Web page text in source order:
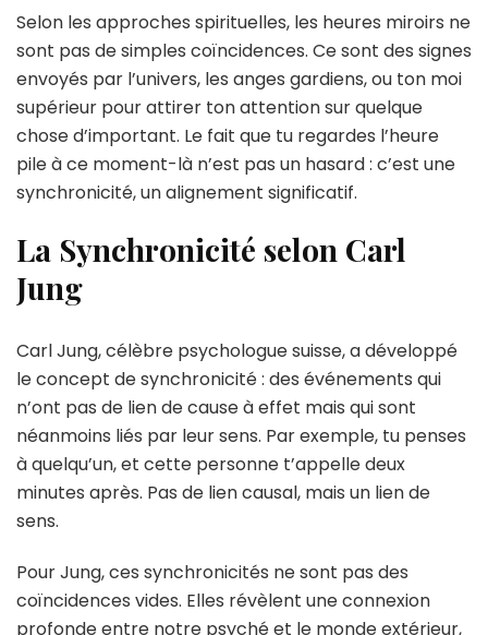
Selon les approches spirituelles, les heures miroirs ne
sont pas de simples coïncidences. Ce sont des signes
envoyés par l’univers, les anges gardiens, ou ton moi
supérieur pour attirer ton attention sur quelque
chose d’important. Le fait que tu regardes l’heure
pile à ce moment-là n’est pas un hasard : c’est une
synchronicité, un alignement significatif.
La Synchronicité selon Carl
Jung
Carl Jung, célèbre psychologue suisse, a développé
le concept de synchronicité : des événements qui
n’ont pas de lien de cause à effet mais qui sont
néanmoins liés par leur sens. Par exemple, tu penses
à quelqu’un, et cette personne t’appelle deux
minutes après. Pas de lien causal, mais un lien de
sens.
Pour Jung, ces synchronicités ne sont pas des
coïncidences vides. Elles révèlent une connexion
profonde entre notre psyché et le monde extérieur,